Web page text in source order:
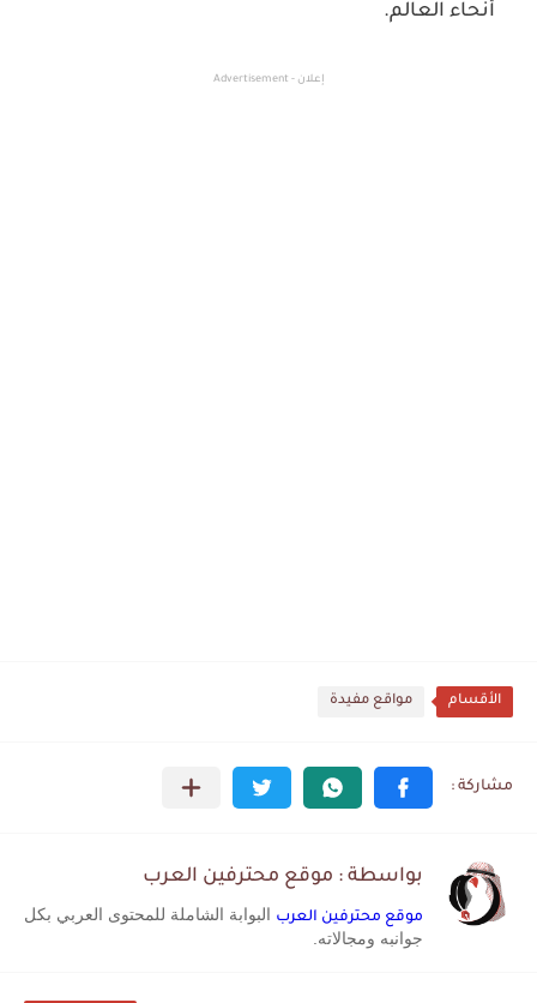
أنحاء العالم.
إعلان - Advertisement
الأقسام مواقع مفيدة
بواسطة : موقع محترفين العرب
موقع محترفين العرب البوابة الشاملة للمحتوى العربي بكل
جوانبه ومجالاته.